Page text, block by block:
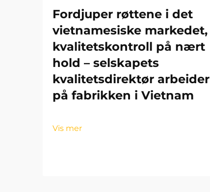
Fordjuper røttene i det
vietnamesiske markedet,
kvalitetskontroll på nært
hold – selskapets
kvalitetsdirektør arbeider
på fabrikken i Vietnam
Vis mer